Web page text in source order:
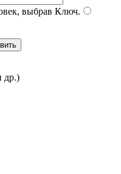
выбрав Ключ.